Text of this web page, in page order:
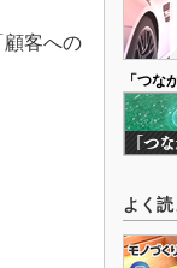
客への
「つな
よく